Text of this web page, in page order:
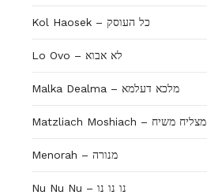
Kol Haosek – כל העוסק
Lo Ovo – לא אבוא
Malka Dealma – מלכא דעלמא
Matzliach Moshiach – מצליח משיח
Menorah – מנורה
Nu Nu Nu – נו נו נו